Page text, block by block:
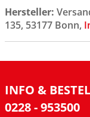
Hersteller:
135, 53177 Bonn,
INFO &
0228 - 953500